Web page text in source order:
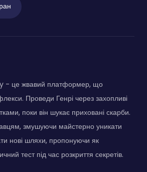
- це жвавий платформер, що
Проведи Генрі через захопливі
поки він шукає приховані скарби.
змушуючи майстерно уникати
нові шляхи, пропонуючи як
тест під час розкриття секретів.